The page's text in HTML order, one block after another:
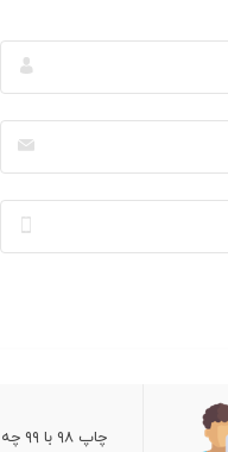
چاپ ۹۸ با ۹۹ چه فرقایی کرده؟؟؟